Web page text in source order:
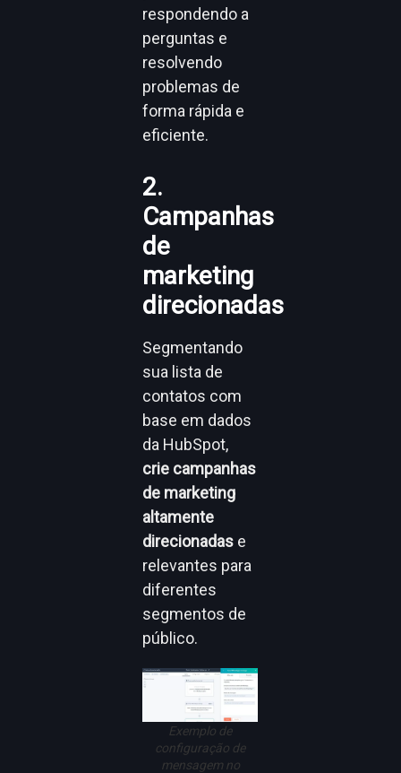
respondendo a
perguntas e
resolvendo
problemas de
forma rápida e
eficiente.
2.
Campanhas
de
marketing
direcionadas
Segmentando
sua lista de
contatos com
base em dados
da HubSpot,
crie campanhas
de marketing
altamente
direcionadas e
relevantes para
diferentes
segmentos de
público.
Exemplo de
configuração de
mensagem no